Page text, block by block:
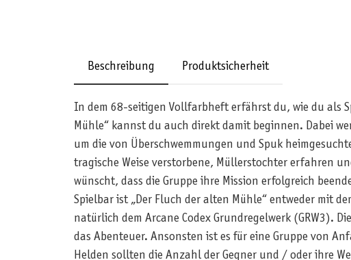
Beschreibung Produktsicherheit
In dem 68-seitigen Vollfarbheft erfährst du, wie du als
Mühle“ kannst du auch direkt damit beginnen. Dabei
um die von Überschwemmungen und Spuk
tragische Weise verstorbene, Müllerstochter erfahren
wünscht, dass die Gruppe ihre Mission erfolgreich
Spielbar ist „Der Fluch der alten Mühle“ entweder mit
natürlich dem Arcane Codex Grundregelwerk (GRW3).
das Abenteuer. Ansonsten ist es für eine Gruppe von
Helden sollten die Anzahl der Gegner und / oder ihre